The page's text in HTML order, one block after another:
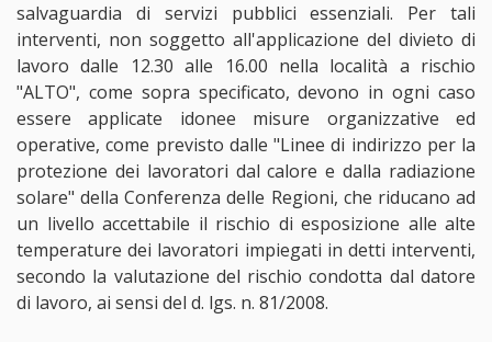
salvaguardia di servizi pubblici essenziali. Per tali
interventi, non soggetto all'applicazione del divieto di
lavoro dalle 12.30 alle 16.00 nella località a rischio
"ALTO", come sopra specificato, devono in ogni caso
essere applicate idonee misure organizzative ed
operative, come previsto dalle "Linee di indirizzo per la
protezione dei lavoratori dal calore e dalla radiazione
solare" della Conferenza delle Regioni, che riducano ad
un livello accettabile il rischio di esposizione alle alte
temperature dei lavoratori impiegati in detti interventi,
secondo la valutazione del rischio condotta dal datore
di lavoro, ai sensi del d. lgs. n. 81/2008.